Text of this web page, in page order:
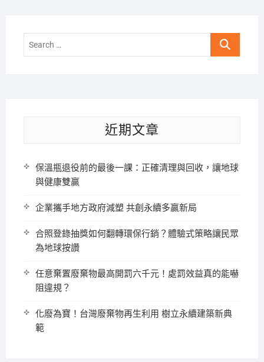
Search
近期文章
保溫瓶退役前的最後一課：正確清理與回收，讓地球
與健康雙贏
企業攜手地方政府減塑 共創永續多贏新局
合照登錄抽獎如何翻轉環保行銷？體驗式策略讓民眾
為地球按讚
任意棄置廢棄物最高開罰六千元！處罰效益真的能嚇
阻違規？
化廢為寶！台灣廢棄物再生利用 樹立永續建築新典
範